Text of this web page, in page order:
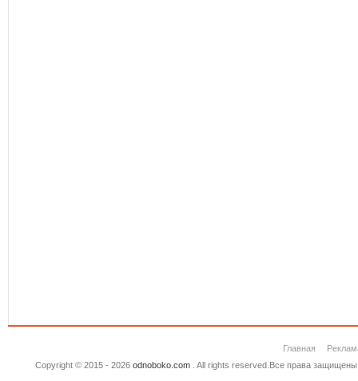
Главная
Copyright © 2015 - 2026 odnoboko.com. All rights reserved.Все права защищены.